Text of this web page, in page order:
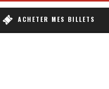
ACHETER MES BILLETS